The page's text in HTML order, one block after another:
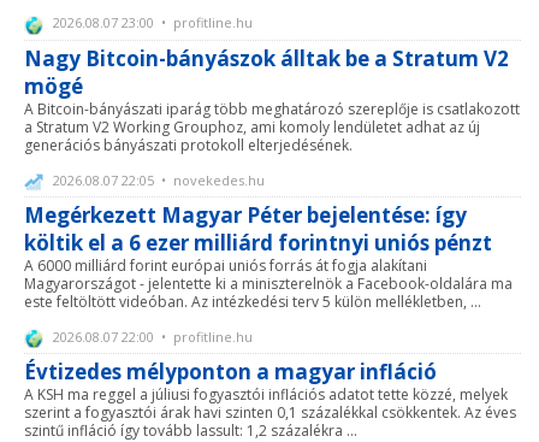
2026.08.07 23:00 • profitline.hu
Nagy Bitcoin-bányászok álltak be a Stratum V2
mögé
A Bitcoin-bányászati iparág több meghatározó szereplője is csatlakozott
a Stratum V2 Working Grouphoz, ami komoly lendületet adhat az új
generációs bányászati protokoll elterjedésének.
2026.08.07 22:05 • novekedes.hu
Megérkezett Magyar Péter bejelentése: így
költik el a 6 ezer milliárd forintnyi uniós pénzt
A 6000 milliárd forint európai uniós forrás át fogja alakítani
Magyarországot - jelentette ki a miniszterelnök a Facebook-oldalára ma
este feltöltött videóban. Az intézkedési terv 5 külön mellékletben, ...
2026.08.07 22:00 • profitline.hu
Évtizedes mélyponton a magyar infláció
A KSH ma reggel a júliusi fogyasztói inflációs adatot tette közzé, melyek
szerint a fogyasztói árak havi szinten 0,1 százalékkal csökkentek. Az éves
szintű infláció így tovább lassult: 1,2 százalékra ...